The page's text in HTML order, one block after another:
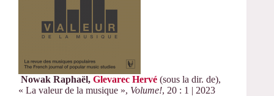
Nowak Raphaël, Glevarec Hervé (sous la dir. de),
« La valeur de la musique », Volume!, 20 : 1 | 2023